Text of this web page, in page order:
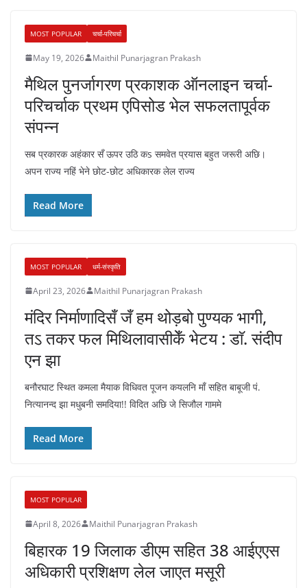
MOST POPULAR चर्चा-परिचर्चा
May 19, 2026 Maithil Punarjagran Prakash
मैथिल पुनर्जागरण प्रकाशक ऑनलाइन चर्चा-
परिचर्चाक प्रथम एपिसोड भेल सफलतापूर्वक
संपन्न
सब प्रकारक अहंकार सँ ऊपर उठि कs समवेत प्रयास बहुत जरूरी अछि।
अपन राज्य नहिं भेने छोट-छोट अधिकारक लेल राज्य
Read More
MOST POPULAR धर्म-संस्कृति
April 23, 2026 Maithil Punarjagran Prakash
मंदिर निर्माणादिसँ जँ हम थोड़बो पुण्यक भागी,
तऽ तकर फल मिथिलावासीकेँ भेटय : डाॅ. संदीप
एन झा
बनौरघाट स्थित कमला मैयाक विधिवत पूजन कयलनि माँ सहित बाबूजी पं.
नित्यानन्द झा मधुबनी समदिया!! विदित अछि जे सिजौल गाममे
Read More
MOST POPULAR
April 8, 2026 Maithil Punarjagran Prakash
बिहारक 19 जिलाक डीएम सहित 38 आईएएस
अधिकारी प्रशिक्षण लेल जाएत मसूरी